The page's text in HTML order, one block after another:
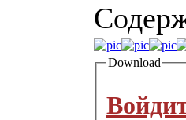
Download